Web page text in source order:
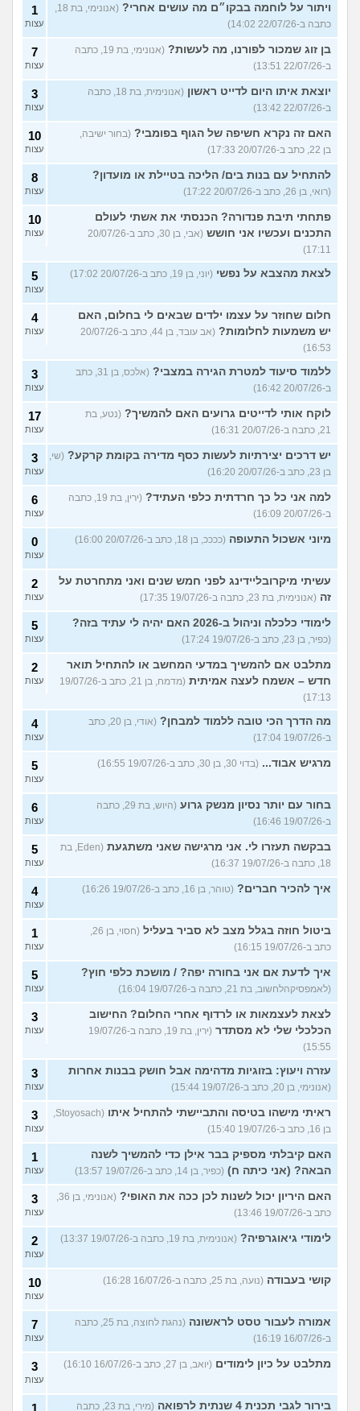
ויתור על לוחמה בבקו״ם מה עושים אחרי?
כתבה ב-22/07/26 14:02)
1
עצות
בן זוג שמכור לפורנו, מה לעשות?
(אנונימי, בת 19, כתבה
ב-22/07/26 13:51)
7
עצות
יוצאת איתו היום לדייט ראשון
(אנונימית, בת 18, כתבה
ב-22/07/26 13:42)
3
עצות
האם זה נקרא חשיפה של הגוף בפומבי? (בחור ישיבה,
בן 22, כתב ב-20/07/26 17:33)
10
עצות
להתחיל עם בנות בים/ הליכה בטיילת או מועדון?
(רואי, בן 26, כתב ב-20/07/26 17:22)
8
עצות
פתחתי תיבת פנדורה? הכנסתי את אשתי לעולם
התכנים ועכשיו אני חושש
(אבי, בן 30, כתב ב-20/07/26
17:11)
10
עצות
לצאת מהצבא על נפשי (יוני, בן 19, כתב ב-20/07/26 17:02) 5
עצות
חלום שחוזר על עצמו ילדים שבאים לי בחלום, האם
יש משמעות לחלומות?
(אב עובד, בן 44, כתב ב-20/07/26
16:53)
4
עצות
ללמוד סיעוד למטרת הגירה במצבי?
(אלכס, בן 31, כתב
ב-20/07/26 16:42)
3
עצות
לוקח אותי לדייטים גרועים האם להמשיך? (נטע, בת
21, כתבה ב-20/07/26 16:31)
17
עצות
יש דרכים יצירתיות לעשות כסף מדירה בקומת קרקע? (שי,
בן 23, כתב ב-20/07/26 16:20)
3
עצות
למה אני כל כך חרדתית כלפי העתיד?
(ירין, בת 19, כתבה
ב-20/07/26 16:09)
6
עצות
מיוני אשכול התעופה (ככככ, בן 18, כתב ב-20/07/26 16:00) 0
עצות
עשיתי מיקרובליידינג לפני חמש שנים ואני מתחרטת על
זה (אנונימית, בת 23, כתבה ב-19/07/26 17:35)
2
עצות
לימודי כלכלה וניהול ב-2026 האם יהיה לי עתיד בזה?
(כפיר, בן 23, כתב ב-19/07/26 17:24)
5
עצות
מתלבט אם להמשיך במדעי המחשב או להתחיל תואר
חדש – אשמח לעצה אמיתית
(מדמח, בן 21, כתב ב-19/07/26
17:13)
2
עצות
מה הדרך הכי טובה ללמוד למבחן?
(אודי, בן 20, כתב
ב-19/07/26 17:04)
4
עצות
מרגיש אבוד... (בדוי 30, בן 30, כתב ב-19/07/26 16:55) 5
עצות
בחור עם יותר נסיון מנשק גרוע
(היוש, בת 29, כתבה
ב-19/07/26 16:46)
6
עצות
בבקשה תעזרו לי. אני מרגישה שאני משתגעת
(Eden, בת
18, כתבה ב-19/07/26 16:37)
5
עצות
איך להכיר חברים? (טוהר, בן 16, כתב ב-19/07/26 16:26) 4
עצות
ביטול חוזה בגלל מצב לא סביר בעליל
כתב ב-19/07/26 16:15)
1
עצות
איך לדעת אם אני בחורה יפה? / מושכת כלפי חוץ?
(לאמפסיקהלחשוב, בת 21, כתבה ב-19/07/26 16:04)
5
עצות
לצאת לעצמאות או לרדוף אחרי החלום? החישוב
הכלכלי שלי לא מסתדר
(ירין, בת 19, כתבה ב-19/07/26
15:55)
3
עצות
עזרה ויעוץ: בזוגיות מדהימה אבל חושק בבנות אחרות
(אנונימי, בן 20, כתב ב-19/07/26 15:44)
3
עצות
ראיתי מישהו בטיסה והתביישתי להתחיל איתו
בן 16, כתב ב-19/07/26 15:40)
3
עצות
האם קיבלתי מספיק בבר אילן כדי להמשיך לשנה
הבאה? (אני כיתה ח) (כפיר, בן 14, כתב ב-19/07/26 13:57)
1
עצות
האם היריון יכול לשנות לכן ככה את האופי?
כתב ב-19/07/26 13:46)
3
עצות
לימודי גיאוגרפיה? (אנונימית, בת 19, כתבה ב-19/07/26 13:37) 2
עצות
קושי בעבודה (נועה, בת 25, כתבה ב-16/07/26 16:28) 10
עצות
אמורה לעבור טסט לראשונה
(נהגת לחוצה, בת 25, כתבה
ב-16/07/26 16:19)
7
עצות
מתלבט על כיון לימודים (יואב, בן 27, כתב ב-16/07/26 16:10) 3
עצות
בירור לגבי תכנית 4 שנתית לרפואה (מירי, בת 23, כתבה 1